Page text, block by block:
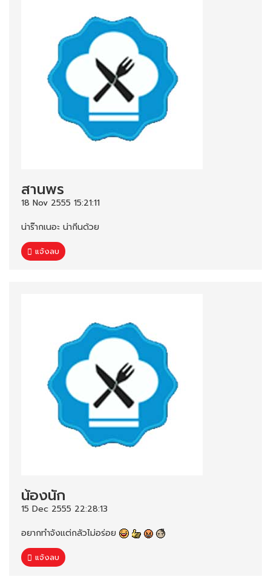
สานพร
18 Nov 2555 15:21:11
น่าร๊ากเนอะ น่ากีนด้วย
แจ้งลบ
น้องนัก
15 Dec 2555 22:28:13
อยากทำจังเเต่กลัวไม่อร่อย
แจ้งลบ